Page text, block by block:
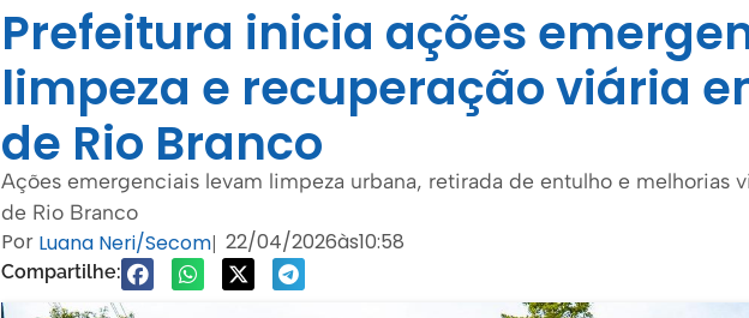
Prefeitura inicia ações
limpeza e recuperação viária
de Rio Branco
Ações emergenciais levam limpeza urbana, retirada de entulho e melhorias
de Rio Branco
Por Luana Neri/Secom| 22/04/2026às10:58
Compartilhe: